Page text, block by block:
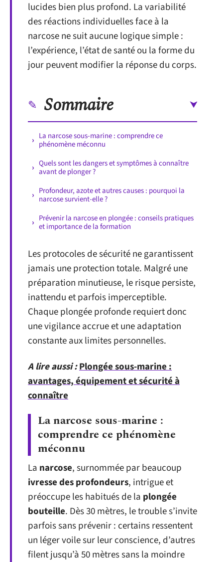
lucides bien plus profond. La variabilité
des réactions individuelles face à la
narcose ne suit aucune logique simple :
l’expérience, l’état de santé ou la forme du
jour peuvent modifier la réponse du corps.
Sommaire
La narcose sous-marine : comprendre ce
phénomène méconnu
Quels sont les dangers et symptômes à connaître
avant de plonger ?
Profondeur, azote et autres causes : pourquoi la
narcose survient-elle ?
Prévenir la narcose en plongée : conseils pratiques
et importance de la formation
Les protocoles de sécurité ne garantissent
jamais une protection totale. Malgré une
préparation minutieuse, le risque persiste,
inattendu et parfois imperceptible.
Chaque plongée profonde requiert donc
une vigilance accrue et une adaptation
constante aux limites personnelles.
A lire aussi :Plongée sous-marine :
avantages, équipement et sécurité à
connaître
La narcose sous-marine :
comprendre ce phénomène
méconnu
La narcose, surnommée par beaucoup
ivresse des profondeurs, intrigue et
préoccupe les habitués de la plongée
bouteille. Dès 30 mètres, le trouble s’invite
parfois sans prévenir : certains ressentent
un léger voile sur leur conscience, d’autres
filent jusqu’à 50 mètres sans la moindre